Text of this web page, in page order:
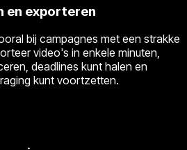
en exporteren
bij campagnes met een strakke
video's in enkele minuten,
deadlines kunt halen en
kunt voortzetten.